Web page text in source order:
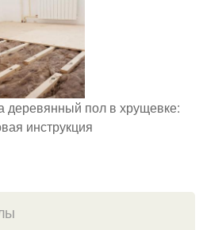
деревянный пол в хрущевке:
инструкция